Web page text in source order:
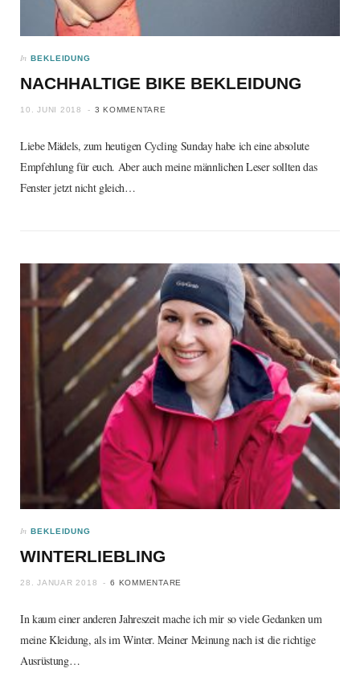
In BEKLEIDUNG
NACHHALTIGE BIKE BEKLEIDUNG
10. JUNI 2018 3 KOMMENTARE
Liebe Mädels, zum heutigen Cycling Sunday habe ich eine absolute
Empfehlung für euch. Aber auch meine männlichen Leser sollten das
Fenster jetzt nicht gleich…
In BEKLEIDUNG
WINTERLIEBLING
28. JANUAR 2018 6 KOMMENTARE
In kaum einer anderen Jahreszeit mache ich mir so viele Gedanken um
meine Kleidung, als im Winter. Meiner Meinung nach ist die richtige
Ausrüstung…